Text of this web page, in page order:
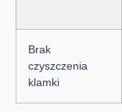
Brak
czyszczenia
klamki